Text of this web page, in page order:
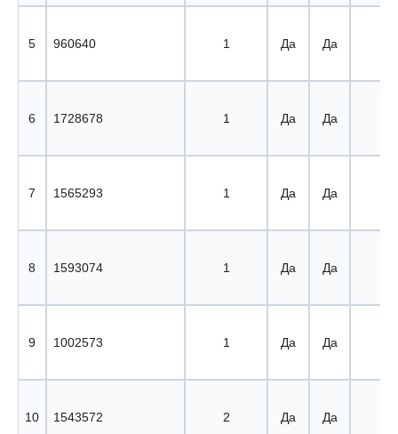
5 960640 1 Да Да
6 1728678 1 Да Да
7 1565293 1 Да Да
8 1593074 1 Да Да
9 1002573 1 Да Да
10 1543572 2 Да Да